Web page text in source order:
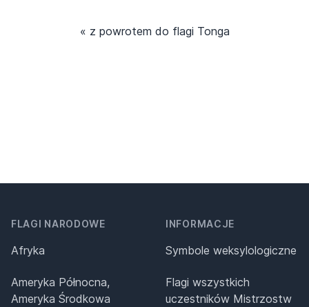
« z powrotem do flagi Tonga
FLAGI NARODOWE
Afryka
Ameryka Północna,
Ameryka Środkowa
INFORMACJE
Symbole weksylologiczne
Flagi wszystkich
uczestników Mistrzostw